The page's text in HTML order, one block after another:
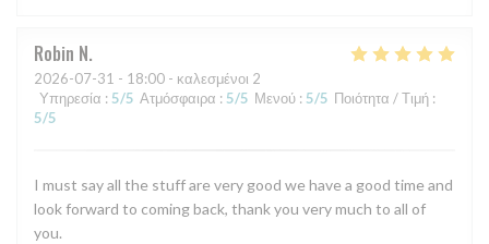
Robin N
2026-07-31 - 18:00 - καλεσμένοι 2
Υπηρεσία : 5/5 Ατμόσφαιρα : 5/5 Μενού : 5/5 Ποιότητα / Τιμή :
5/5
I must say all the stuff are very good we have a good time and
look forward to coming back, thank you very much to all of
you.